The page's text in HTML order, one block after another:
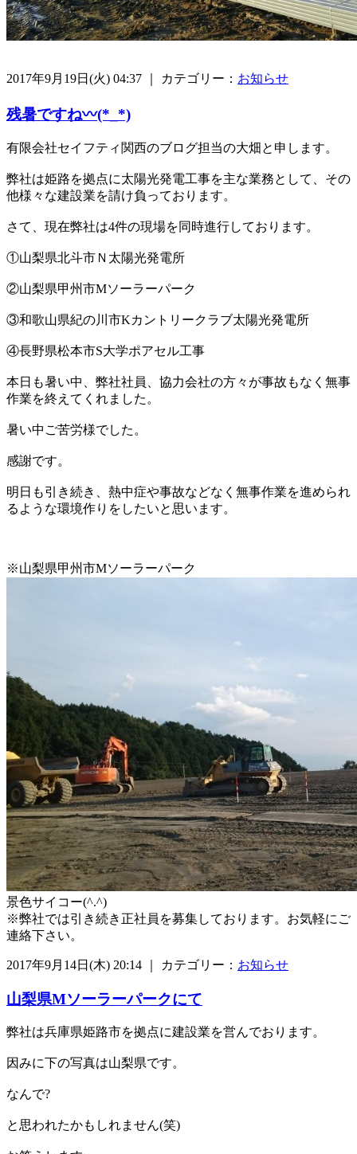
2017年9月19日(火) 04:37 ｜ カテゴリー： お知らせ
残暑ですね〰️(*_*)
有限会社セイフティ関西のブログ担当の大畑と申します。
弊社は姫路を拠点に太陽光発電工事を主な業務として、その
他様々な建設業を請け負っております。
さて、現在弊社は4件の現場を同時進行しております。
①山梨県北斗市Ｎ太陽光発電所
②山梨県甲州市Mソーラーパーク
③和歌山県紀の川市Kカントリークラブ太陽光発電所
④長野県松本市S大学ポアセル工事
本日も暑い中、弊社社員、協力会社の方々が事故もなく無事
作業を終えてくれました。
暑い中ご苦労様でした。
感謝です。
明日も引き続き、熱中症や事故などなく無事作業を進められ
るような環境作りをしたいと思います。
※山梨県甲州市Mソーラーパーク
景色サイコー(^.^)
※弊社では引き続き正社員を募集しております。お気軽にご
連絡下さい。
2017年9月14日(木) 20:14 ｜ カテゴリー： お知らせ
山梨県Mソーラーパークにて
弊社は兵庫県姫路市を拠点に建設業を営んでおります。
因みに下の写真は山梨県です。
なんで?
と思われたかもしれません(笑)